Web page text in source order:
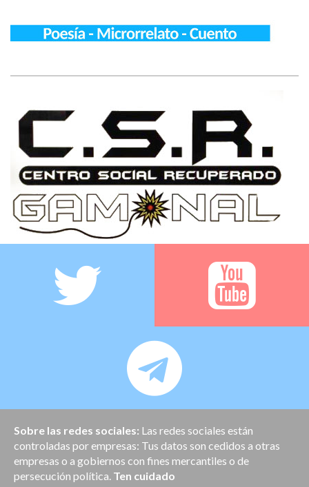
Sobre las redes sociales: Las redes sociales están
controladas por empresas: Tus datos son cedidos a otras
empresas o a gobiernos con fines mercantiles o de
persecución política. Ten cuidado